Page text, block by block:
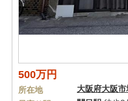
500万円
所在地 大阪府大阪